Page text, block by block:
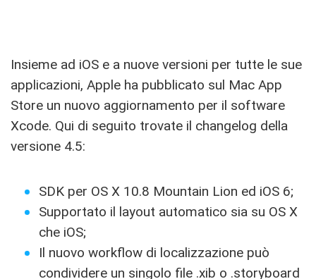
Insieme ad iOS e a nuove versioni per tutte le sue
applicazioni, Apple ha pubblicato sul Mac App
Store un nuovo aggiornamento per il software
Xcode. Qui di seguito trovate il changelog della
versione 4.5:
SDK per OS X 10.8 Mountain Lion ed iOS 6;
Supportato il layout automatico sia su OS X
che iOS;
Il nuovo workflow di localizzazione può
condividere un singolo file .xib o .storyboard